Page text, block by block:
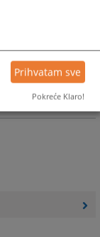
o
pristup CMS
Prihvatam sve
Pokreće Klaro!